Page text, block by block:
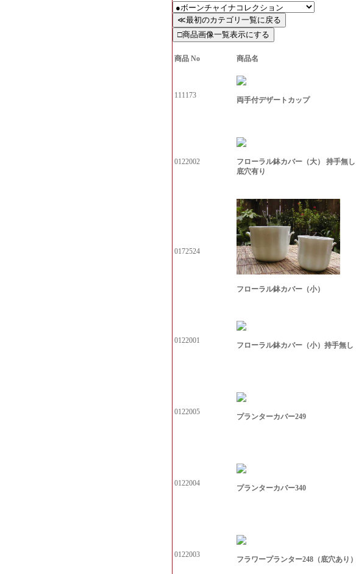
商品 No 商品名
111173
両手付デザートカップ
0122002
フローラル鉢カバー（大） 持手無し
底穴有り
0172524
フローラル鉢カバー（小）
0122001
フローラル鉢カバー（小）持手無し
0122005
プランターカバー249
0122004
プランターカバー340
0122003
フラワープランター248（底穴あり）